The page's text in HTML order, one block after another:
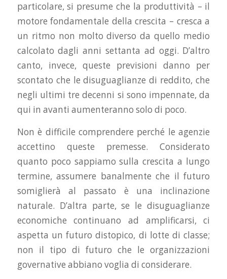
particolare, si presume che la produttività – il
motore fondamentale della crescita – cresca a
un ritmo non molto diverso da quello medio
calcolato dagli anni settanta ad oggi. D’altro
canto, invece, queste previsioni danno per
scontato che le disuguaglianze di reddito, che
negli ultimi tre decenni si sono impennate, da
qui in avanti aumenteranno solo di poco.
Non è difficile comprendere perché le agenzie
accettino queste premesse. Considerato
quanto poco sappiamo sulla crescita a lungo
termine, assumere banalmente che il futuro
somiglierà al passato è una inclinazione
naturale. D’altra parte, se le disuguaglianze
economiche continuano ad amplificarsi, ci
aspetta un futuro distopico, di lotte di classe;
non il tipo di futuro che le organizzazioni
governative abbiano voglia di considerare.